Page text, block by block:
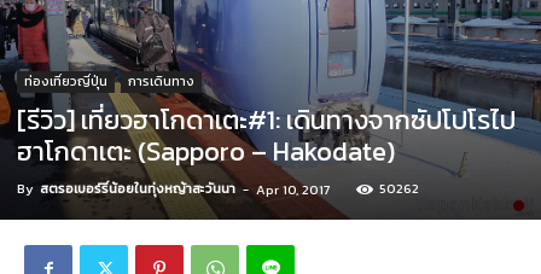
ท่องเที่ยวญี่ปุ่น การเดินทาง
[รีวิว] เที่ยวฮาโกดาเตะ#1: เดินทางจากซัปโปโรไป
ฮาโกดาเตะ (Sapporo – Hakodate)
By สตรอเบอร์รี่น้อยในทุ่งหญ้าสะวันนา - Apr 10, 2017 50262